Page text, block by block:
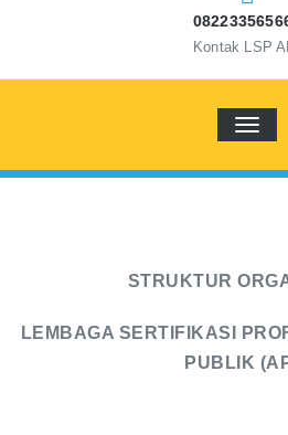
Kontak LSP
STRUKTUR
LEMBAGA SERTIFIKASI
PUBLIK